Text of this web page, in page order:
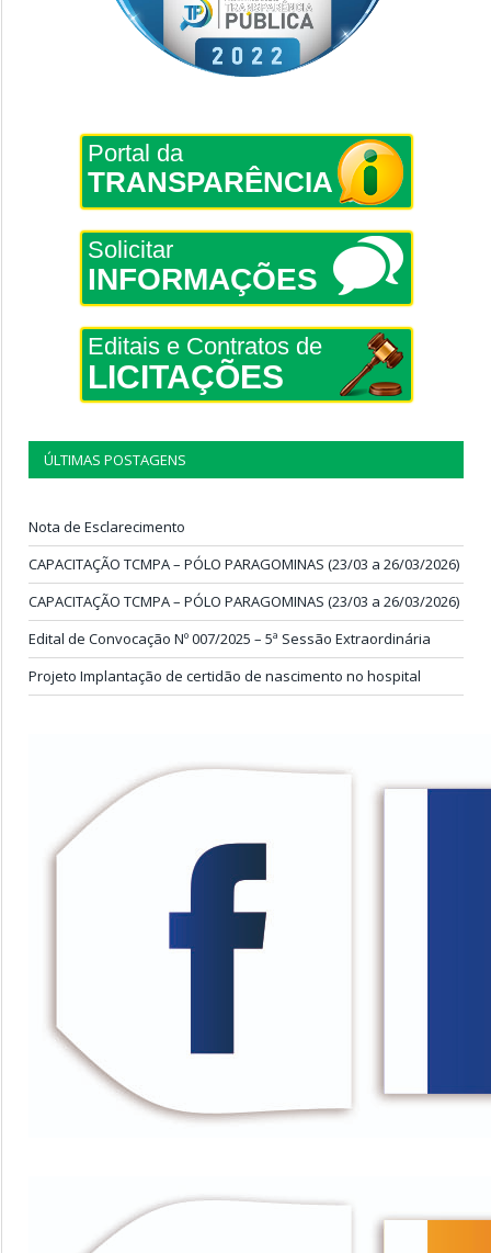
Portal da
TRANSPARÊNCIA
Solicitar
INFORMAÇÕES
Editais e Contratos de
LICITAÇÕES
ÚLTIMAS POSTAGENS
Nota de Esclarecimento
CAPACITAÇÃO TCMPA – PÓLO PARAGOMINAS (23/03 a 26/03/2026)
CAPACITAÇÃO TCMPA – PÓLO PARAGOMINAS (23/03 a 26/03/2026)
Edital de Convocação Nº 007/2025 – 5ª Sessão Extraordinária
Projeto Implantação de certidão de nascimento no hospital